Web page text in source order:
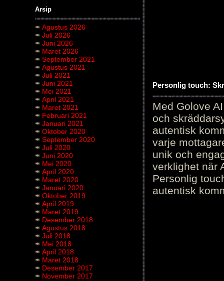
Arsip
Agustus 2026
Juli 2026
Juni 2026
Maret 2026
September 2021
Agustus 2021
Juli 2021
Juni 2021
Mei 2021
April 2021
Maret 2021
Februari 2021
Januari 2021
Oktober 2020
September 2020
Juli 2020
Juni 2020
Mei 2020
April 2020
Maret 2020
Januari 2020
Oktober 2019
April 2019
Maret 2019
Desember 2018
Agustus 2018
Juli 2018
Mei 2018
April 2018
Maret 2018
Desember 2017
November 2017
Personlig touch:
Med Golove
och
autentisk
varje
unik och
verklighet när
Personlig
autentisk